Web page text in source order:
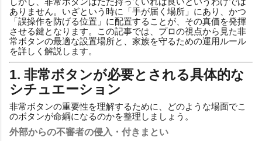
ありません。いざという時に「手が届く場所」にあり、かつ
「誤操作を防げる位置」に配置することが、その真価を発揮
させる鍵となります。この記事では、プロの視点から見た非
常ボタンの最適な設置場所と、家族を守るための運用ルール
を詳しく解説します。
1. 非常ボタンが必要とされる具体的な
シチュエーション
非常ボタンの重要性を理解するために、どのような場面でこ
のボタンが命綱になるのかを整理しましょう。
外部からの不審者の侵入・付きまとい